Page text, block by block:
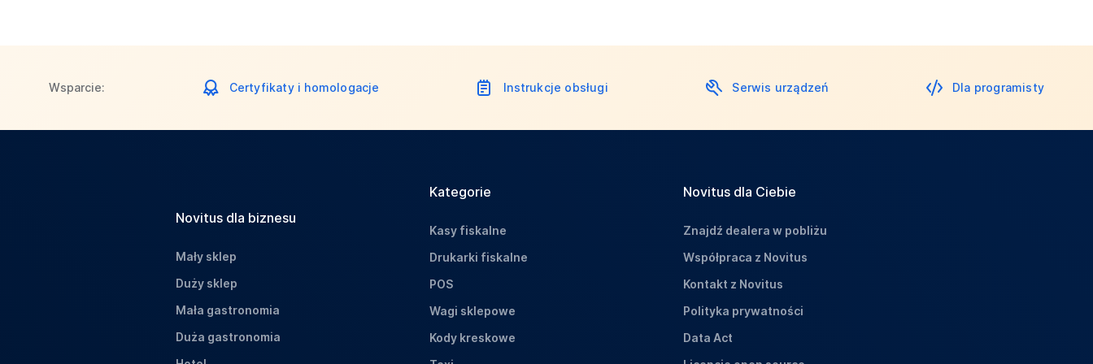
Wsparcie: Certyfikaty i homologacje Instrukcje obsługi Serwis urządzeń Dla programisty
Novitus dla biznesu
Mały sklep
Duży sklep
Mała gastronomia
Duża gastronomia
Kategorie
Kasy fiskalne
Drukarki fiskalne
POS
Wagi sklepowe
Kody kreskowe
Novitus dla Ciebie
Znajdź dealera w pobliżu
Współpraca z Novitus
Kontakt z Novitus
Polityka prywatności
Data Act